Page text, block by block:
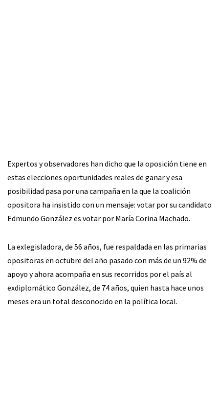
Expertos y observadores han dicho que la oposición tiene en
estas elecciones oportunidades reales de ganar y esa
posibilidad pasa por una campaña en la que la coalición
opositora ha insistido con un mensaje: votar por su candidato
Edmundo González es votar por María Corina Machado.
La exlegisladora, de 56 años, fue respaldada en las primarias
opositoras en octubre del año pasado con más de un 92% de
apoyo y ahora acompaña en sus recorridos por el país al
exdiplomático González, de 74 años, quien hasta hace unos
meses era un total desconocido en la política local.